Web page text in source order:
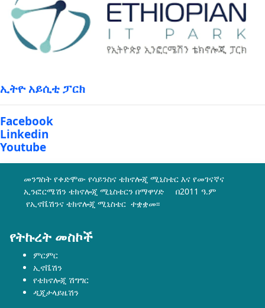
ኢትዮ አይሲቲ ፓርክ
Facebook
Linkedin
Youtube
መንግስት የቀድሞው የሳይንስና ቴክኖሎጂ ሚኒስቴር እና የመገናኛና
ኢንፎርሜሽን ቴክኖሎጂ ሚኒስቴርን በማዋሃድ በ2011 ዓ.ም
የኢኖቬሽንና ቴክኖሎጂ ሚኒስቴር ተቋቋመ፡፡
የትኩረት መስኮች
ምርምር
ኢኖቬሽን
የቴክኖሎጂ ሽግግር
ዲጂታላይዜሽን